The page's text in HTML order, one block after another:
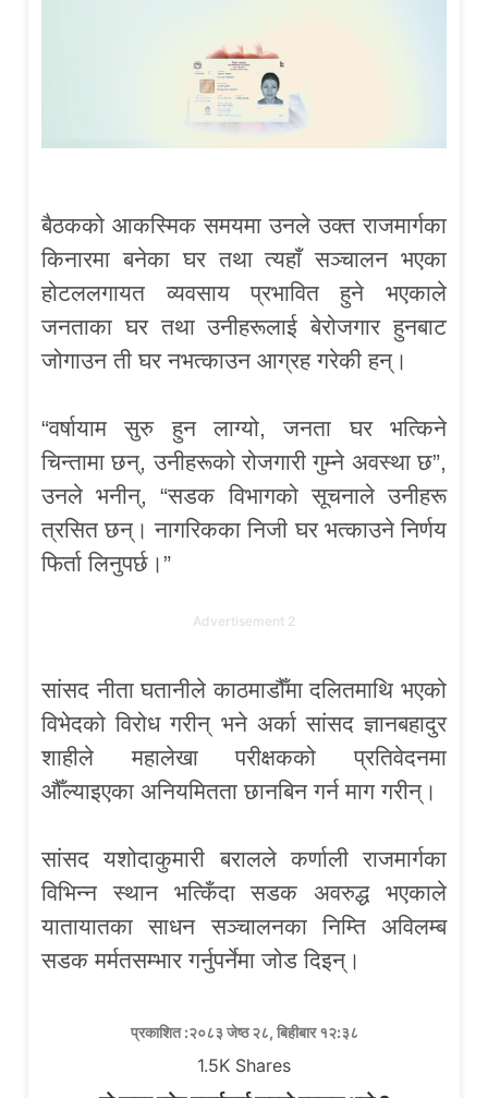
बैठकको आकस्मिक समयमा उनले उक्त राजमार्गका
किनारमा बनेका घर तथा त्यहाँ सञ्चालन भएका
होटललगायत व्यवसाय प्रभावित हुने भएकाले
जनताका घर तथा उनीहरूलाई बेरोजगार हुनबाट
जोगाउन ती घर नभत्काउन आग्रह गरेकी हन्।
“वर्षायाम सुरु हुन लाग्यो, जनता घर भत्किने
चिन्तामा छन्, उनीहरूको रोजगारी गुम्ने अवस्था छ”,
उनले भनीन्, “सडक विभागको सूचनाले उनीहरू
त्रसित छन्। नागरिकका निजी घर भत्काउने निर्णय
फिर्ता लिनुपर्छ।”
Advertisement 2
सांसद नीता घतानीले काठमाडौँमा दलितमाथि भएको
विभेदको विरोध गरीन् भने अर्का सांसद ज्ञानबहादुर
शाहीले महालेखा परीक्षकको प्रतिवेदनमा
औँल्याइएका अनियमितता छानबिन गर्न माग गरीन्।
सांसद यशोदाकुमारी बरालले कर्णाली राजमार्गका
विभिन्न स्थान भत्किँदा सडक अवरुद्ध भएकाले
यातायातका साधन सञ्चालनका निम्ति अविलम्ब
सडक मर्मतसम्भार गर्नुपर्नेमा जोड दिइन्।
प्रकाशित :२०८३ जेष्ठ २८, बिहीबार १२:३८
1.5K Shares